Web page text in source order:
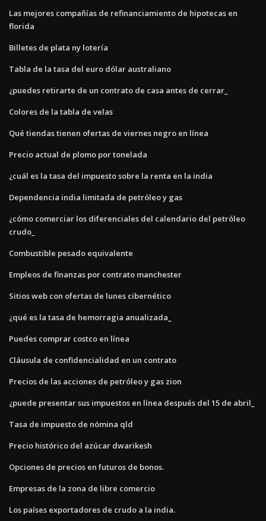
Las mejores compañías de refinanciamiento de hipotecas en
florida
Billetes de plata ny lotería
Tabla de la tasa del euro dólar australiano
¿puedes retirarte de un contrato de casa antes de cerrar_
Colores de la tabla de velas
Qué tiendas tienen ofertas de viernes negro en línea
Precio actual de plomo por tonelada
¿cuál es la tasa del impuesto sobre la renta en la india
Dependencia india limitada de petróleo y gas
¿cómo comerciar los diferenciales del calendario del petróleo
crudo_
Combustible pesado equivalente
Empleos de finanzas por contrato manchester
Sitios web con ofertas de lunes cibernético
¿qué es la tasa de hemorragia anualizada_
Puedes comprar costco en línea
Cláusula de confidencialidad en un contrato
Precios de las acciones de petróleo y gas zion
¿puede presentar sus impuestos en línea después del 15 de abril_
Tasa de impuesto de nómina qld
Precio histórico del azúcar dwarikesh
Opciones de precios en futuros de bonos.
Empresas de la zona de libre comercio
Los países exportadores de crudo a la india.